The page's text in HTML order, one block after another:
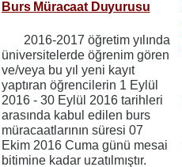
Burs Müracaat Duyurusu
2016-2017 öğretim yılında
üniversitelerde öğrenim gören
ve/veya bu yıl yeni kayıt
yaptıran öğrencilerin 1 Eylül
2016 - 30 Eylül 2016 tarihleri
arasında kabul edilen burs
müracaatlarının süresi 07
Ekim 2016 Cuma günü mesai
bitimine kadar uzatılmıştır.